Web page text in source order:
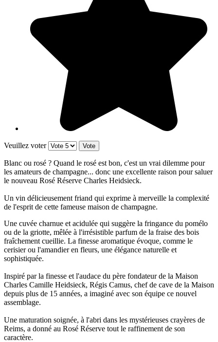
Veuillez voter
Blanc ou rosé ? Quand le rosé est bon, c'est un vrai dilemme pour
les amateurs de champagne... donc une excellente raison pour saluer
le nouveau Rosé Réserve Charles Heidsieck.
Un vin délicieusement friand qui exprime à merveille la complexité
de l'esprit de cette fameuse maison de champagne.
Une cuvée charnue et acidulée qui suggère la fringance du pomélo
ou de la griotte, mêlée à l'irrésistible parfum de la fraise des bois
fraîchement cueillie. La finesse aromatique évoque, comme le
cerisier ou l'amandier en fleurs, une élégance naturelle et
sophistiquée.
Inspiré par la finesse et l'audace du père fondateur de la Maison
Charles Camille Heidsieck, Régis Camus, chef de cave de la Maison
depuis plus de 15 années, a imaginé avec son équipe ce nouvel
assemblage.
Une maturation soignée, à l'abri dans les mystérieuses crayères de
Reims, a donné au Rosé Réserve tout le raffinement de son
caractère.